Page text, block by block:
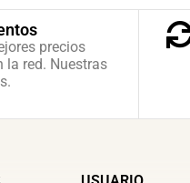
precios
la red. Nuestras